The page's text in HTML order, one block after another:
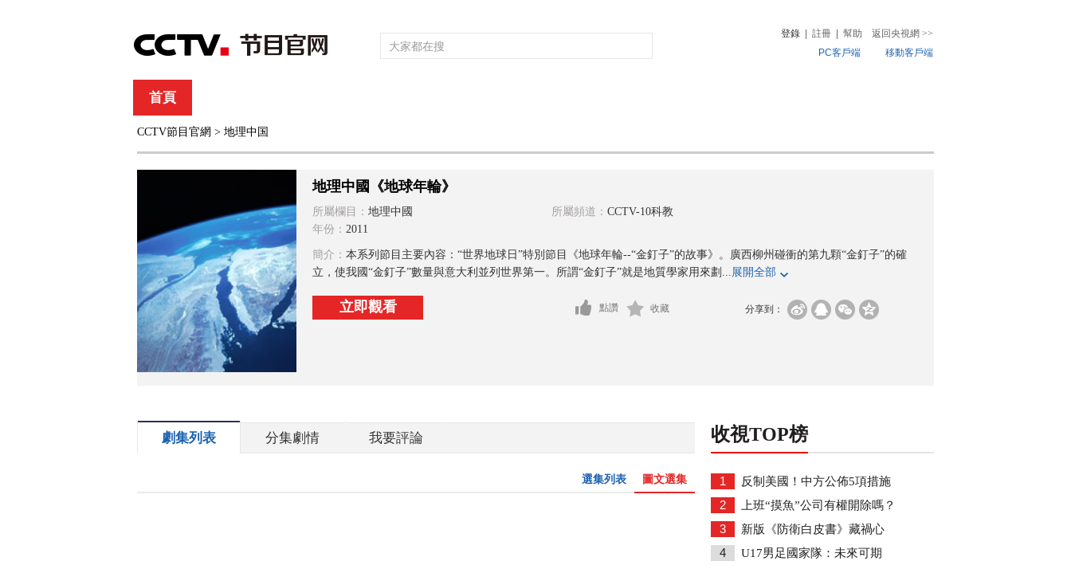
登錄 註冊 幫助 返回央視網 >>
PC客戶端
移動客戶端
首頁
綜合 新聞 財經 綜藝
CCTV節目官網 > 地理中国
地理中國《地球年輪》
所屬欄目： 地理中國 所屬頻道： CCTV-10科教
年份： 2011
簡介： 本系列節目主要內容：“世界地球日”特別節目《地球年輪--“金釘子”的故事》。廣西柳州碰衝的第九顆“金釘子”的確
立，使我國“金釘子”數量與意大利並列世界第一。所謂“金釘子”就是地質學家用來劃...展開全部
立即觀看 分享到：
點讚 收藏
劇集列表 分集劇情 我要評論
圖文選集
選集列表
收視TOP榜
1 反制美國！中方公佈5項措施
2 上班“摸魚”公司有權開除嗎？
3 新版《防衛白皮書》藏禍心
4 U17男足國家隊：未來可期